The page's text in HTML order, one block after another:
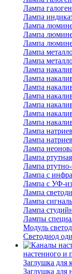
Лампа
Лампа
Лампа
Лампа
Лампа
Лампа
Лампа
Лампа
Лампа
Лампа
Лампа
Лампа
Лампа
Лампа
Лампа
Лампа
Лампа
Лампа
Лампа
Лампа с
Лампа с УФ-
Лампа
Лампа
Лампа
Лампы
Модуль
Светодиод
настенного и
Заглушка для
Заглушка для